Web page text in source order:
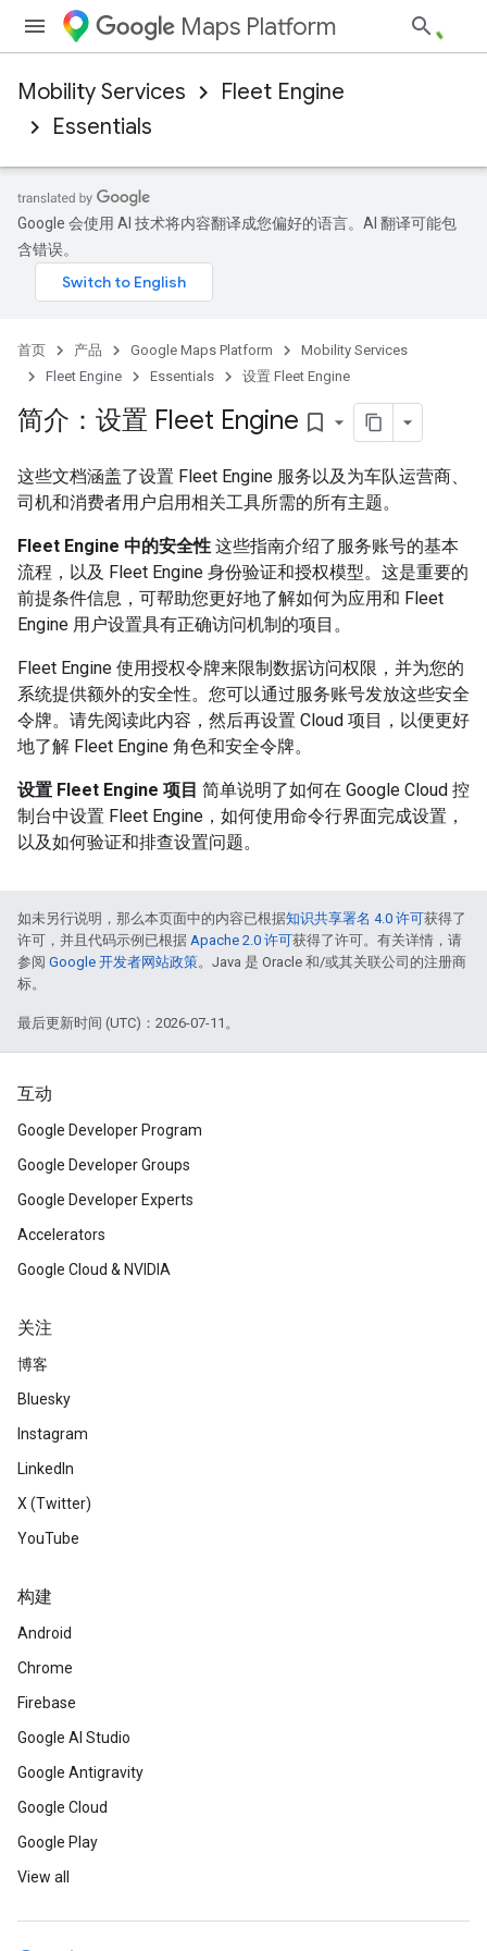
Maps Platform
Mobility Services
Fleet Engine
Essentials
Google 会使用 AI 技术将内容翻译成您偏好的语言。AI 翻译可能包
含错误。
首页 产品 Google Maps Platform
Mobility Services
Fleet Engine
Essentials 设置 Fleet Engine
简介：设置 Fleet Engine bookmark_border
这些文档涵盖了设置 Fleet Engine 服务以及为车队运营商、
司机和消费者用户启用相关工具所需的所有主题。
Fleet Engine 中的安全性 这些指南介绍了服务账号的基本
流程，以及 Fleet Engine 身份验证和授权模型。这是重要的
前提条件信息，可帮助您更好地了解如何为应用和 Fleet
Engine 用户设置具有正确访问机制的项目。
Fleet Engine 使用授权令牌来限制数据访问权限，并为您的
系统提供额外的安全性。您可以通过服务账号发放这些安全
令牌。请先阅读此内容，然后再设置 Cloud 项目，以便更好
地了解 Fleet Engine 角色和安全令牌。
设置 Fleet Engine 项目 简单说明了如何在 Google Cloud 控
制台中设置 Fleet Engine，如何使用命令行界面完成设置，
以及如何验证和排查设置问题。
如未另行说明，那么本页面中的内容已根据知识共享署名 4.0 许可获得了
许可，并且代码示例已根据 Apache 2.0 许可获得了许可。有关详情，请
参阅 Google 开发者网站政策。Java 是 Oracle 和/或其关联公司的注册商
标。
最后更新时间 (UTC)：2026-07-11。
互动
Google Developer Program
Google Developer Groups
Google Developer Experts
Accelerators
Google Cloud & NVIDIA
关注
博客
Bluesky
Instagram
LinkedIn
X (Twitter)
YouTube
构建
Android
Chrome
Firebase
Google AI Studio
Google Antigravity
Google Cloud
Google Play
View all